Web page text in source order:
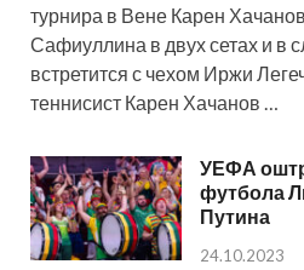
турнира в Вене Карен
Сафиуллина в двух сетах и в
встретится с чехом Иржи
теннисист Карен Хачанов …
УЕФА
футбола
Путина
24.10.2023